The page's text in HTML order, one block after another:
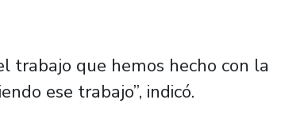
trabajo que hemos hecho con la
ese trabajo”, indicó.